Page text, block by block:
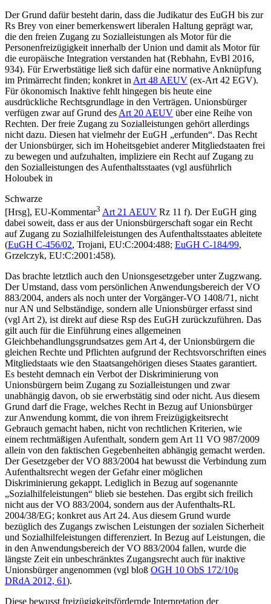
Der Grund dafür besteht darin, dass die Judikatur des EuGH bis zur
Rs Brey von einer bemerkenswert liberalen Haltung geprägt war,
die den freien Zugang zu Sozialleistungen als Motor für die
Personenfreizügigkeit innerhalb der Union und damit als Motor für
die europäische Integration verstanden hat (Rebhahn, EvBl 2016,
934). Für Erwerbstätige ließ sich dafür eine normative Anknüpfung
im Primärrecht finden; konkret in Art 48 AEUV (ex-Art 42 EGV).
Für ökonomisch Inaktive fehlt hingegen bis heute eine
ausdrückliche Rechtsgrundlage in den Verträgen. Unionsbürger
verfügen zwar auf Grund des Art 20 AEUV über eine Reihe von
Rechten. Der freie Zugang zu Sozialleistungen gehört allerdings
nicht dazu. Diesen hat vielmehr der EuGH „erfunden“. Das Recht
der Unionsbürger, sich im Hoheitsgebiet anderer Mitgliedstaaten frei
zu bewegen und aufzuhalten, impliziere ein Recht auf Zugang zu
den Sozialleistungen des Aufenthaltsstaates (vgl ausführlich
Holoubek in
Schwarze
[Hrsg], EU-Kommentar3 Art 21 AEUV Rz 11 f). Der EuGH ging
dabei soweit, dass er aus der Unionsbürgerschaft sogar ein Recht
auf Zugang zu Sozialhilfeleistungen des Aufenthaltsstaates ableitete
(EuGH C-456/02, Trojani, EU:C:2004:488; EuGH C-184/99,
Grzelczyk, EU:C:2001:458).
Das brachte letztlich auch den Unionsgesetzgeber unter Zugzwang.
Der Umstand, dass vom persönlichen Anwendungsbereich der VO
883/2004, anders als noch unter der Vorgänger-VO 1408/71, nicht
nur AN und Selbständige, sondern alle Unionsbürger erfasst sind
(vgl Art 2), ist direkt auf diese Rsp des EuGH zurückzuführen. Das
gilt auch für die Einführung eines allgemeinen
Gleichbehandlungsgrundsatzes gem Art 4, der Unionsbürgern die
gleichen Rechte und Pflichten aufgrund der Rechtsvorschriften eines
Mitgliedstaats wie den Staatsangehörigen dieses Staates garantiert.
Es besteht demnach ein Verbot der Diskriminierung von
Unionsbürgern beim Zugang zu Sozialleistungen und zwar
unabhängig davon, ob sie erwerbstätig sind oder nicht. Aus diesem
Grund darf die Frage, welches Recht in Bezug auf Unionsbürger
zur Anwendung kommt, die von ihrem Freizügigkeitsrecht
Gebrauch gemacht haben, nicht von rechtlichen Kriterien, wie
einem rechtmäßigen Aufenthalt, sondern gem Art 11 VO 987/2009
allein von den faktischen Gegebenheiten abhängig gemacht werden.
Der Gesetzgeber der VO 883/2004 hat bewusst die Verbindung zum
Aufenthaltsrecht wegen der Gefahr einer möglichen
Diskriminierung gekappt. Lediglich in Bezug auf sogenannte
„Sozialhilfeleistungen“ blieb sie bestehen. Das ergibt sich freilich
nicht aus der VO 883/2004, sondern aus der Aufenthalts-RL
2004/38/EG; konkret aus Art 24. Aus diesem Grund wurde
bezüglich des Zugangs zwischen Leistungen der sozialen Sicherheit
und Sozialhilfeleistungen differenziert. In Bezug auf Leistungen, die
in den Anwendungsbereich der VO 883/2004 fallen, wurde die
längste Zeit ein unbeschränktes Zugangsrecht auch für inaktive
Unionsbürger angenommen (vgl bloß OGH 10 ObS 172/10g
DRdA 2012, 61).
Diese bewusst freizügigkeitsfördernde Interpretation der